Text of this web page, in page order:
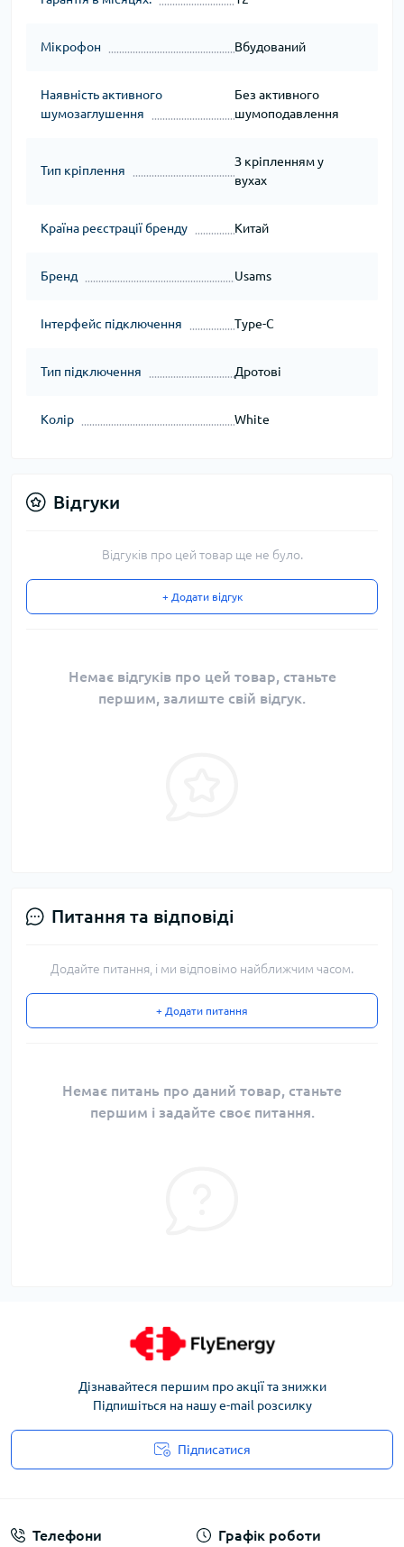
Мікрофон Вбудований
Наявність активного
шумозаглушення
Без активного
шумоподавлення
Тип кріплення
З кріпленням у
вухах
Країна реєстрації бренду Китай
Бренд Usams
Інтерфейс підключення Type-C
Тип підключення Дротові
Колір White
Відгуки
Відгуків про цей товар ще не було.
+ Додати відгук
Немає відгуків про цей товар, станьте
першим, залиште свій відгук.
Питання та відповіді
Додайте питання, і ми відповімо найближчим часом.
+ Додати питання
Немає питань про даний товар, станьте
першим і задайте своє питання.
Дізнавайтеся першим про акції та знижки
Підпишіться на нашу e-mail розсилку
Підписатися
Телефони Графік роботи